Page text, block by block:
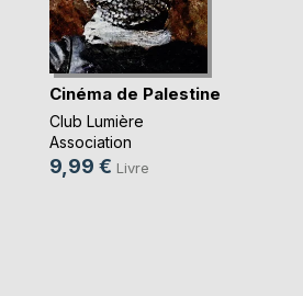
Cinéma de Palestine
Club Lumière
Association
9,99 € Livre